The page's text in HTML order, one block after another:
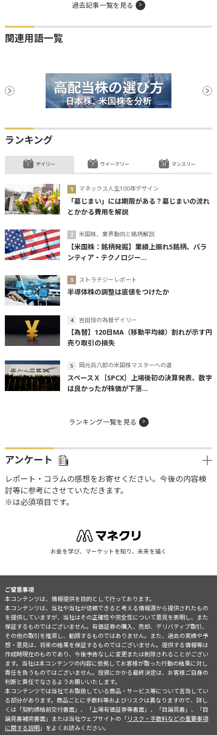
過去記事一覧を見る
関連用語一覧
ランキング
デイリー
マネックス人生100年デザイン
「墓じまい」には期限がある？墓じまいの流れ
とかかる費用を解説
米国株、業界動向と銘柄解説
【米国株：銘柄発掘】業績上振れ5銘柄、パラ
ンティア・テクノロジー...
ストラテジーレポート
半導体株の調整は底値をつけたか
吉田恒の為替デイリー
【為替】120日MA（移動平均線）割れが示す円
売り取引の損失
岡元兵八郎の米国株マスターへの道
スペースＸ［SPCX］上場後初の決算発表、数字
は良かったが株価が下落...
ウイークリー マンスリー
ランキング一覧を見る
アンケート
レポート・コラムの感想をお寄せください。今後の内容検
討等に参考にさせていただきます。
※は必須項目です。
お金を学び、マーケットを知り、未来を描く
ご留意事項
本コンテンツは、情報提供を目的として行っております。
本コンテンツは、当社や当社が信頼できると考える情報源から提供されたもの
を提供していますが、当社はその正確性や完全性について意見を表明し、また
保証するものではございません。有価証券の購入、売却、デリバティブ取引、
その他の取引を推奨し、勧誘するものではありません。また、過去の実績や予
想・意見は、将来の結果を保証するものではございません。提供する情報等は
作成時現在のものであり、今後予告なしに変更または削除されることがござい
ます。当社は本コンテンツの内容に依拠してお客様が取った行動の結果に対し
責任を負うものではございません。投資にかかる最終決定は、お客様ご自身の
判断と責任でなさるようお願いいたします。
本コンテンツでは当社でお取扱している商品・サービス等について言及してい
る部分があります。商品ごとに手数料等およびリスクは異なりますので、詳し
くは「契約締結前交付書面」、「上場有価証券等書面」、「目論見書」、「目
論見書補完書面」または当社ウェブサイトの「リスク・手数料などの重要事項
に関する説明」をよくお読みください。